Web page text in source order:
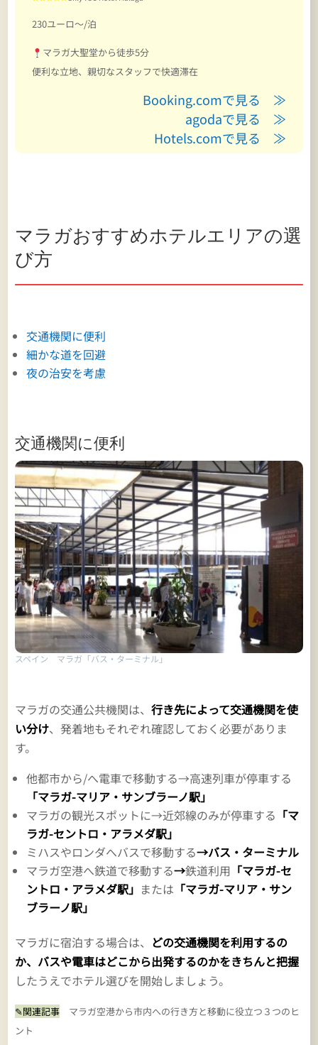
230ユーロ～/泊
マラガ大聖堂から徒歩5分
便利な立地、親切なスタッフで快適滞在
Booking.comで見る ≫
agodaで見る ≫
Hotels.comで見る ≫
マラガおすすめホテルエリアの選
び方
交通機関に便利
細かな道を回避
夜の治安を考慮
交通機関に便利
スペイン マラガ「バス・ターミナル」
マラガの交通公共機関は、行き先によって交通機関を使
い分け、発着地もそれぞれ確認しておく必要がありま
す。
他都市から/へ電車で移動する→高速列車が停車する
「マラガ-マリア・サンブラーノ駅」
マラガの観光スポットに→近郊線のみが停車する 「マ
ラガ-セントロ・アラメダ駅」
ミハスやロンダへバスで移動する→バス・ターミナル
マラガ空港へ鉄道で移動する→鉄道利用 「マラガ-セ
ントロ・アラメダ駅」 または 「マラガ-マリア・サン
ブラーノ駅」
マラガに宿泊する場合は、 どの交通機関を利用するの
か、バスや電車はどこから出発するのかをきちんと把握
したうえでホテル選びを開始しましょう。
✎関連記事 マラガ空港から市内への行き方と移動に役立つ３つのヒ
ント